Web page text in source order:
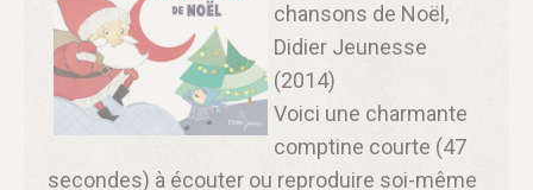
chansons de Noël,
Didier Jeunesse
(2014)
Voici une charmante
comptine courte (47
secondes) à écouter ou reproduire soi-même